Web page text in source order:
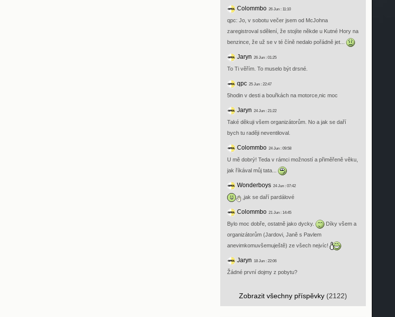
Colommbo26 Jun : 11:10
qpc: Jo, v sobotu večer jsem od McJohna
zaregistroval sdělení, že stojíte někde u Kutné Hory na
benzince, že už se v té číně nedalo pořádně jet...
Jaryn 26 Jun : 01:25
To Ti věřím. To muselo být drsné.
qpc25 Jun : 22:47
5hodin v desti a bouřkách na motorce,nic moc
Jaryn 24 Jun : 21:22
Také děkuji všem organizátorům. No a jak se daří
bych tu raději neventiloval.
Colommbo24 Jun : 09:58
U mě dobrý! Teda v rámci možností a přiměřeně věku,
jak říkával můj tata...
Wonderboys24 Jun : 07:42
,jak se daří pardálové
Colommbo21 Jun : 14:45
Bylo moc dobře, ostatně jako dycky.
Díky všem a
organizátorům (Jardovi, Janě s Pavlem
anevimkomuvšemuještě) ze všech nejvíc!
Jaryn 18 Jun : 22:06
Žádné první dojmy z pobytu?
Zobrazit všechny příspěvky(2122)